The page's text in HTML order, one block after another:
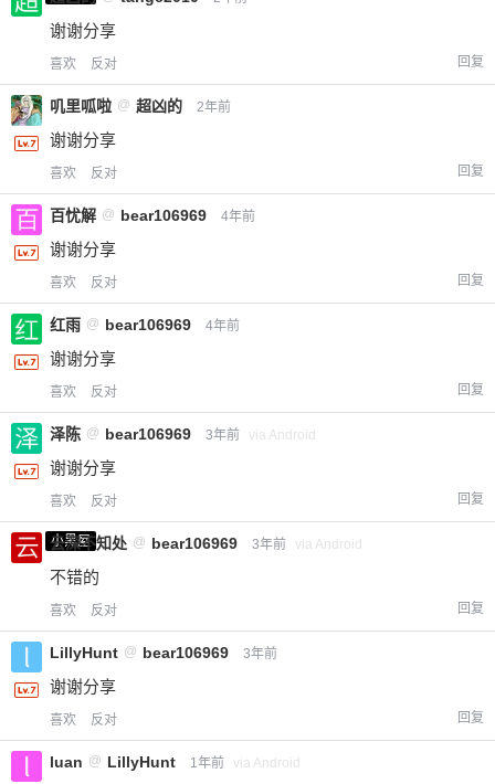
立刻支付
谢谢分享
喜欢 反对 回复
叽里呱啦 @ 超凶的 2年前
谢谢分享
喜欢 反对 回复
百忧解 @ bear106969 4年前
谢谢分享
喜欢 反对 回复
红雨 @ bear106969 4年前
谢谢分享
喜欢 反对 回复
泽陈 @ bear106969 3年前 via Android
谢谢分享
喜欢 反对 回复
小黑屋
云深不知处 @ bear106969 3年前 via Android
不错的
喜欢 反对 回复
LillyHunt @ bear106969 3年前
谢谢分享
喜欢 反对 回复
luan @ LillyHunt 1年前 via Android
您没有权限发布内容，请购买会员或者提升权
限。
忘记密码？